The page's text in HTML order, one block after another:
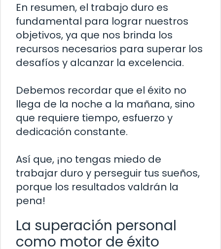
En resumen, el trabajo duro es
fundamental para lograr nuestros
objetivos, ya que nos brinda los
recursos necesarios para superar los
desafíos y alcanzar la excelencia.
Debemos recordar que el éxito no
llega de la noche a la mañana, sino
que requiere tiempo, esfuerzo y
dedicación constante.
Así que, ¡no tengas miedo de
trabajar duro y perseguir tus sueños,
porque los resultados valdrán la
pena!
La superación personal
como motor de éxito